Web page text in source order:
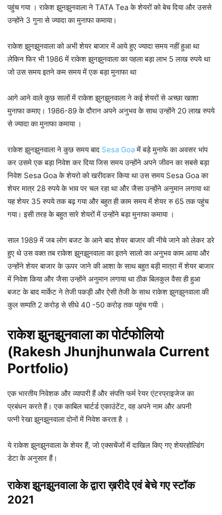
पहुंच गया । राकेश झुनझुनवाला ने TATA Tea के शेयरों को बेच दिया और उससे
उन्होंने 3 गुना से ज्यादा का मुनाफा कमाया।
राकेश झुनझुनवाला को अभी शेयर बाजार में आये हुए ज्यादा समय नहीं हुआ था
लेकिन फिर भी 1986 में राकेश झुनझुनवाला का पहला बड़ा लाभ 5 लाख रुपये था
जो उस समय इतने कम समय में एक बड़ा मुनाफा था
आगे आने वाले कुछ सालों में राकेश झुनझुनवाला ने कई शेयरों से अच्छा खाशा
मुनाफा कमाए। 1986-89 के दौरान अपने अनुभव के साथ उन्होंने 20 लाख रुपये
से ज्यादा का मुनाफा कमाया ।
राकेश झुनझुनवाला ने कुछ समय बाद Sesa Goaमें बड़े मुनाफे का अवसर भांप
कर उसमे एक बड़ा निवेश कर दिया जिस समय उन्होंने अपने जीवन का सबसे बड़ा
निवेश Sesa Goa के शेयरो को खरीदकर किया था उस समय Sesa Goa का
शेयर मात्र 28 रुपये के भाव पर चल रहा था और जैसा उन्होंने अनुमान लगाया था
यह शेयर 35 रुपये तक बढ़ गया और बहुत ही काम समय में शेयर रु 65 तक पहुंच
गया। इसी तरह के बहुत सारे शेयरों में उन्होंने बड़ा मुनाफा कमाया ।
साल 1989 में जब लोग बजट के आने बाद शेयर बाजार की नीचे जाने को लेकर डरे
हुए थे उस वक्त तब राकेश झुनझुनवाला का इतने सालो का अनुभव काम आया और
उन्होंने शेयर बाजार के ऊपर जाने की आशा के साथ बहुत बड़ी मात्रा में शेयर बाजार
में निवेश किया और जैसा उन्होंने अनुमान लगाया था ठीक बिलकुल वैसा ही हुआ
बजट के बाद मार्केट ने तेजी पकड़ी और ऐसी तेजी के साथ राकेश झुनझुनवाला की
कुल सम्पति 2 करोड़ से सीधे 40 -50 करोड़ तक पहुंच गयी ।
राकेश झुनझुनवालाका पोर्टफोलियो
(Rakesh Jhunjhunwala Current
Portfolio)
एक भारतीय निवेशक और व्यापारी हैं और संपत्ति फर्म रेयर एंटरप्राइजेज का
प्रबंधन करते हैं। एक काबिल चार्टर्ड एकाउंटेंट, वह अपने नाम और अपनी
पत्नी रेखा झुनझुनवाला दोनों में निवेश करता है ।
ये राकेश झुनझुनवाला के शेयर हैं, जो एक्सचेंजों में दाखिल किए गए शेयरहोल्डिंग
डेटा के अनुसार हैं।
राकेश झुनझुनवाला के द्वारा ख़रीदे एवं बेचे गए स्टॉक
2021